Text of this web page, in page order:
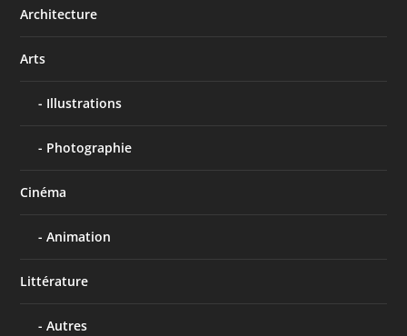
Architecture
Arts
Illustrations
Photographie
Cinéma
Animation
Littérature
Autres